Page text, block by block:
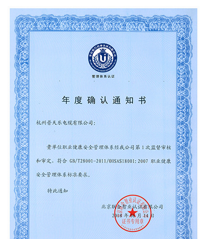
alimentadores.
Desde su creación en 2003, la empresa ha
seguido continuamente un modelo de gestión
empresarial moderno y ha superado con éxito la
certificación y aceptación de empresas
nacionales de alta tecnología, el Centro Provincial
de Alta Tecnología de Zhejiang, las Empresas
Provinciales de Ciencia y Tecnología de Zhejiang
y otros títulos. Incluyendo la certificación del
sistema ISO, la certificación de calificación
crediticia corporativa, la certificación Thiel, la
certificación ambiental CE\RoHS China y la
certificación de acceso a la red multimodelo de
la Administración Estatal de Radio, Cine y